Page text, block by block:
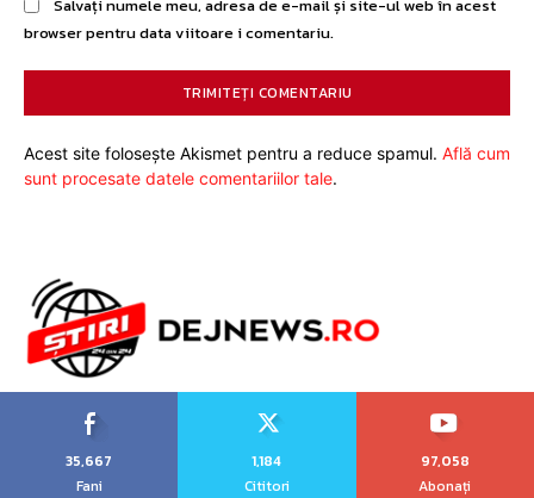
Salvați numele meu, adresa de e-mail și site-ul web în acest
browser pentru data viitoare i comentariu.
Acest site folosește Akismet pentru a reduce spamul. Află cum
sunt procesate datele comentariilor tale.
35,667
Fani
1,184
Cititori
97,058
Abonați